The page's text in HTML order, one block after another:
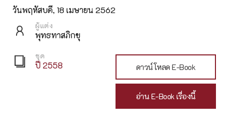
วันพฤหัสบดี, 18 เมษายน 2562
ผู้แต่ง
พุทธทาสภิกขุ
ชุด
ปี 2558 ดาวน์โหลด E-Book
อ่าน E-Book เรื่องนี้